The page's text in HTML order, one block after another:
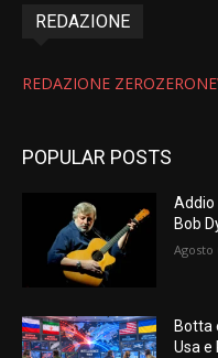
REDAZIONE
REDAZIONE
POPULAR POSTS
Addio
Bob
Agosto
Botta
Usa e